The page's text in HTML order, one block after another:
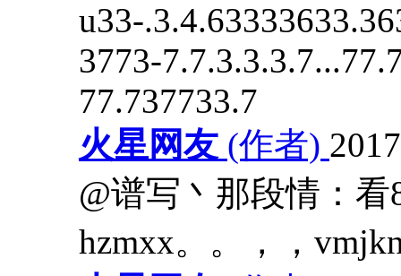
u33-
3773-
77.737733.7
火星网友 (作者)
@谱写丶那段情：
hzmxx。。，，